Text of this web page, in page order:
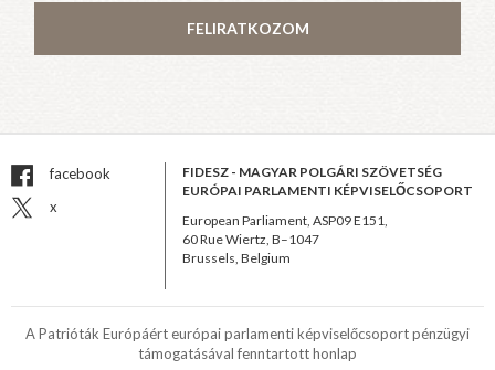
FELIRATKOZOM
facebook
x
FIDESZ - MAGYAR POLGÁRI SZÖVETSÉG
EURÓPAI PARLAMENTI KÉPVISELŐCSOPORT
European Parliament, ASP09 E151,
60 Rue Wiertz, B–1047
Brussels, Belgium
A Patrióták Európáért európai parlamenti képviselőcsoport pénzügyi
támogatásával fenntartott honlap